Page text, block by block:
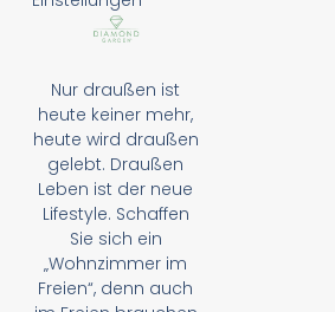
Nur draußen ist
heute keiner mehr,
heute wird draußen
gelebt. Draußen
Leben ist der neue
Lifestyle. Schaffen
Sie sich ein
„Wohnzimmer im
Freien“, denn auch